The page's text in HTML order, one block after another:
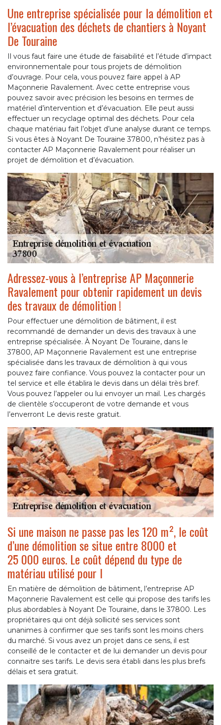
Une entreprise spécialisée pour la démolition et
l’évacuation des déchets de chantiers à Noyant
De Touraine
Il vous faut faire une étude de faisabilité et l’étude d’impact
environnementale pour tous projets de démolition
d’ouvrage. Pour cela, vous pouvez faire appel à AP
Maçonnerie Ravalement. Avec cette entreprise vous
pouvez savoir avec précision les besoins en termes de
matériel d’intervention et d’évacuation. Elle peut aussi
effectuer un recyclage optimal des déchets. Pour cela
chaque matériau fait l’objet d’une analyse durant ce temps.
Si vous êtes à Noyant De Touraine 37800, n’hésitez pas à
contacter AP Maçonnerie Ravalement pour réaliser un
projet de démolition et d’évacuation.
Adressez-vous à l’entreprise AP Maçonnerie
Ravalement pour obtenir rapidement un devis
des travaux de démolition !
Pour effectuer une démolition de bâtiment, il est
recommandé de demander un devis des travaux à une
entreprise spécialisée. À Noyant De Touraine, dans le
37800, AP Maçonnerie Ravalement est une entreprise
spécialisée dans les travaux de démolition à qui vous
pouvez faire confiance. Vous pouvez la contacter pour un
tel service et elle établira le devis dans un délai très bref.
Vous pouvez l’appeler ou lui envoyer un mail. Les chargés
de clientèle s’occuperont de votre demande et vous
l’enverront Le devis reste gratuit.
Si une maison ne passe pas les 120 m², le coût
d’une démolition se situe entre 8000 et
25 000 euros. Le coût dépend du type de
matériau utilisé pour l
En matière de démolition de bâtiment, l’entreprise AP
Maçonnerie Ravalement est celle qui propose des tarifs les
plus abordables à Noyant De Touraine, dans le 37800. Les
propriétaires qui ont déjà sollicité ses services sont
unanimes à confirmer que ses tarifs sont les moins chers
du marché. Si vous avez un projet dans ce sens, il est
conseillé de le contacter et de lui demander un devis pour
connaitre ses tarifs. Le devis sera établi dans les plus brefs
délais et sera gratuit.